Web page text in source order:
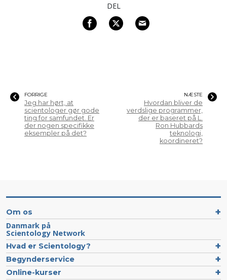
DEL
FORRIGE
Jeg har hørt, at
scientologer gør gode
ting for samfundet. Er
der nogen specifikke
eksempler på det?
NÆSTE
Hvordan bliver de
verdslige programmer,
der er baseret på L.
Ron Hubbards
teknologi,
koordineret?
Om os
Danmark på
Scientology Network
Hvad er Scientology?
Begynderservice
Online-kurser